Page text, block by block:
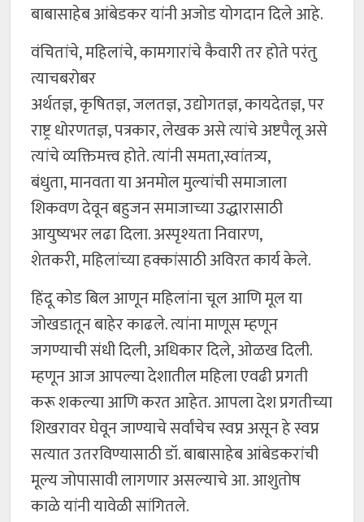
बाबासाहेब आंबेडकर यांनी अजोड योगदान दिले आहे.
वंचितांचे, महिलांचे, कामगारांचे कैवारी तर होते परंतु
त्याचबरोबर
अर्थतज्ञ, कृषितज्ञ, जलतज्ञ, उद्योगतज्ञ, कायदेतज्ञ, पर
राष्ट्र धोरणतज्ञ, पत्रकार, लेखक असे त्यांचे अष्टपैलू असे
त्यांचे व्यक्तिमत्त्व होते. त्यांनी समता,स्वांतत्र्य,
बंधुता, मानवता या अनमोल मुल्यांची समाजाला
शिकवण देवून बहुजन समाजाच्या उद्धारासाठी
आयुष्यभर लढा दिला. अस्पृश्यता निवारण,
शेतकरी, महिलांच्या हक्कांसाठी अविरत कार्य केले.
हिंदू कोड बिल आणून महिलांना चूल आणि मूल या
जोखडातून बाहेर काढले. त्यांना माणूस म्हणून
जगण्याची संधी दिली, अधिकार दिले, ओळख दिली.
म्हणून आज आपल्या देशातील महिला एवढी प्रगती
करू शकल्या आणि करत आहेत. आपला देश प्रगतीच्या
शिखरावर घेवून जाण्याचे सर्वांचेच स्वप्न असून हे स्वप्न
सत्यात उतरविण्यासाठी डॉ. बाबासाहेब आंबेडकरांची
मूल्य जोपासावी लागणार असल्याचे आ. आशुतोष
काळे यांनी यावेळी सांगितले.